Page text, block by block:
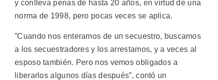
y conlleva penas de hasta 20 años, en virtud de una
norma de 1998, pero pocas veces se aplica.
”Cuando nos enteramos de un secuestro, buscamos
a los secuestradores y los arrestamos, y a veces al
esposo también. Pero nos vemos obligados a
liberarlos algunos días después”, contó un